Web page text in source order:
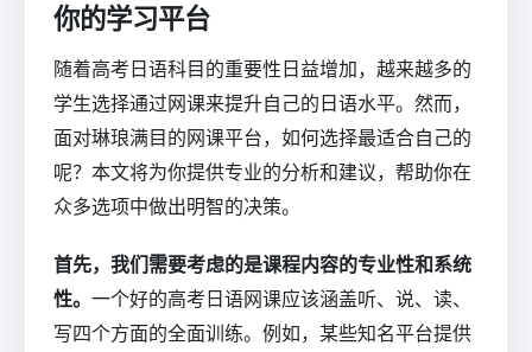
你的学习平台
随着高考日语科目的重要性日益增加，越来越多的
学生选择通过网课来提升自己的日语水平。然而，
面对琳琅满目的网课平台，如何选择最适合自己的
呢？本文将为你提供专业的分析和建议，帮助你在
众多选项中做出明智的决策。
首先，我们需要考虑的是课程内容的专业性和系统
性。 一个好的高考日语网课应该涵盖听、说、读、
写四个方面的全面训练。例如，某些知名平台提供